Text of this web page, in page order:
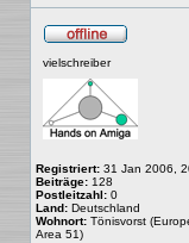
vielschreiber
Registriert: 31 Jan 2006,
Beiträge: 128
Postleitzahl: 0
Land: Deutschland
Wohnort: Tönisvorst
Area 51)